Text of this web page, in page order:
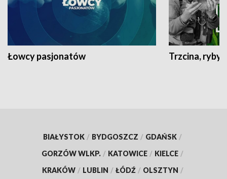
Łowcy pasjonatów Trzcina, ryby
BIAŁYSTOK / BYDGOSZCZ / GDAŃSK /
GORZÓW WLKP. / KATOWICE / KIELCE /
KRAKÓW / LUBLIN / ŁÓDŹ / OLSZTYN /